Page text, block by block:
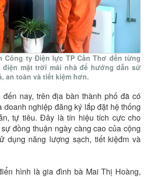
Công ty Điện lực TP Cần Thơ đến từng
mặt trời mái nhà để hướng dẫn sử
an toàn và tiết kiệm hơn.
nay, trên địa bàn thành phố đã có
doanh nghiệp đăng ký lắp đặt hệ thống
tự tiêu. Đây là tín hiệu tích cực cho
đồng thuận ngày càng cao của cộng
dụng năng lượng sạch, tiết kiệđm và
hình là gia đình bà Mai Thị Hoàng,